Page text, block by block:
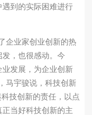
到的实际困难进行
业家创业创新的热
，也很感动。今
发展，为企业创新
马宇骏说，科技创新
技创新的责任，以点
当好科技创新的主